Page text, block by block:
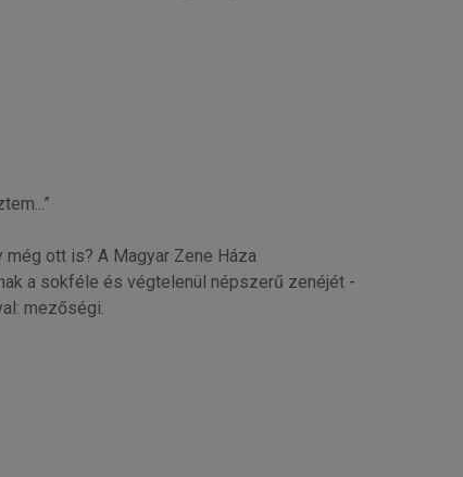
ott is? A Magyar Zene Háza
a sokféle és végtelenül népszerű zenéjét -
mezőségi.